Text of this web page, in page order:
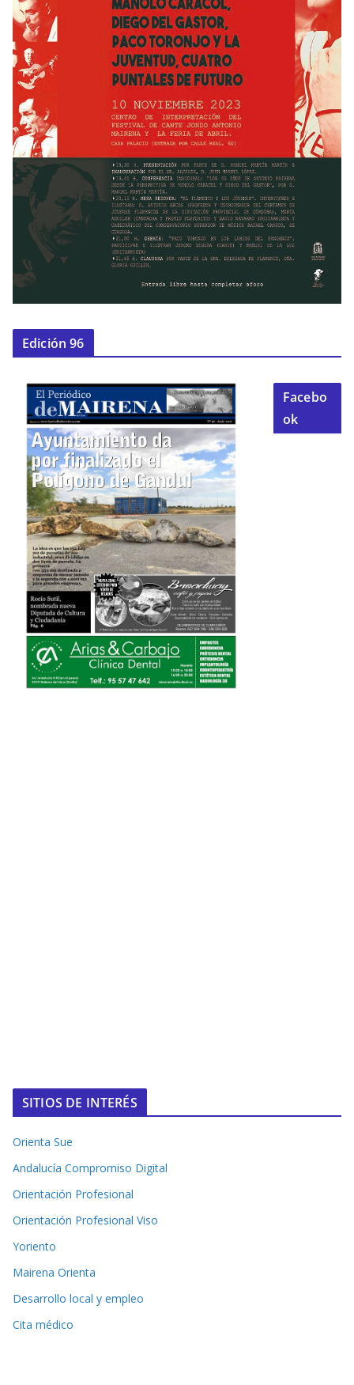
Edición 96
Facebo
ok
SITIOS DE INTERÉS
Orienta Sue
Andalucía Compromiso Digital
Orientación Profesional
Orientación Profesional Viso
Yoriento
Mairena Orienta
Desarrollo local y empleo
Cita médico